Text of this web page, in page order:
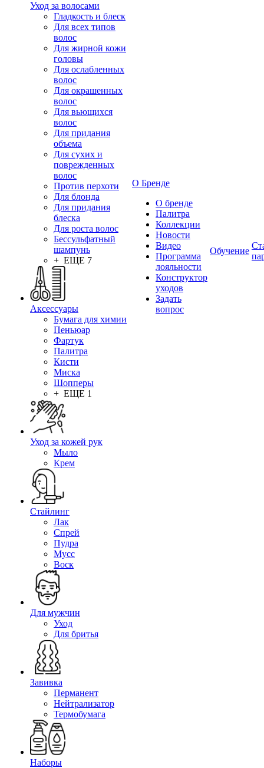
Уход за волосами
Гладкость и блеск
Для всех типов
волос
Для жирной кожи
головы
Для ослабленных
волос
Для окрашенных
волос
Для вьющихся
волос
Для придания
объема
Для сухих и
поврежденных
волос
Против перхоти
Для блонда
Для придания
блеска
Для роста волос
Бессульфатный
шампунь
+ ЕЩЕ 7
Аксессуары
Бумага для химии
Пеньюар
Фартук
Палитра
Кисти
Миска
Шопперы
+ ЕЩЕ 1
Уход за кожей рук
Мыло
Крем
Стайлинг
Лак
Спрей
Пудра
Мусс
Воск
Для мужчин
Уход
Для бритья
Завивка
Перманент
Нейтрализатор
Термобумага
Наборы
О Бренде
О бренде
Палитра
Коллекции
Новости
Видео
Программа
лояльности
Конструктор
уходов
Задать
вопрос
Обучение